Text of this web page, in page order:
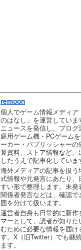
remoon
個人でゲーム情報メディ
のはなし」を運営していま
ニュースを発信し、ブロ
庭用ゲーム機・PCゲーム
ーカー・パブリッシャー
算資料、ストア情報など
したうえで記事化していま
海外メディアの記事を扱
式情報や元発言にあたり
すい形で整理します。未発
関係者発言などは、確認
囲を分けて扱います。
運営者自身も日常的に新
マーとして、読者が知り
むために必要な情報を届け
す。X（旧Twitter）でも継
ます。